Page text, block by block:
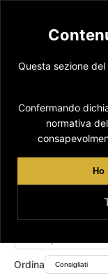
Spedizione anonima •
Tutti
Ordina
Questa sezione
Confermando
normativa